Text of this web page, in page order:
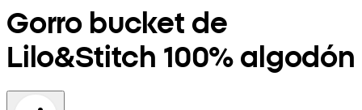
Gorro bucket de
Lilo&Stitch 100% algodón